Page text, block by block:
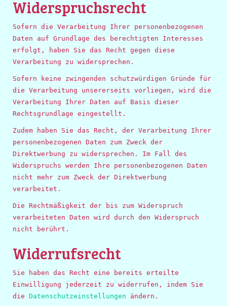
Widerspruchsrecht
Sofern die Verarbeitung Ihrer personenbezogenen
Daten auf Grundlage des berechtigten Interesses
erfolgt, haben Sie das Recht gegen diese
Verarbeitung zu widersprechen.
Sofern keine zwingenden schutzwürdigen Gründe für
die Verarbeitung unsererseits vorliegen, wird die
Verarbeitung Ihrer Daten auf Basis dieser
Rechtsgrundlage eingestellt.
Zudem haben Sie das Recht, der Verarbeitung Ihrer
personenbezogenen Daten zum Zweck der
Direktwerbung zu widersprechen. Im Fall des
Widerspruchs werden Ihre personenbezogenen Daten
nicht mehr zum Zweck der Direktwerbung
verarbeitet.
Die Rechtmäßigkeit der bis zum Widerspruch
verarbeiteten Daten wird durch den Widerspruch
nicht berührt.
Widerrufsrecht
Sie haben das Recht eine bereits erteilte
Einwilligung jederzeit zu widerrufen, indem Sie
die Datenschutzeinstellungen ändern.